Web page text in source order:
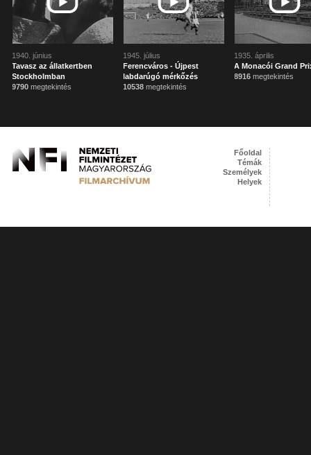
1940. június
Tavasz az állatkertben
Stockholmban
9790 megtekintés
1945. július
Ferencváros - Újpest
labdarúgó mérkőzés
10538 megtekintés
1935. április
A Monacói Grand
8916 megtekintés
Főoldal
Témák
Személyek
Helyek